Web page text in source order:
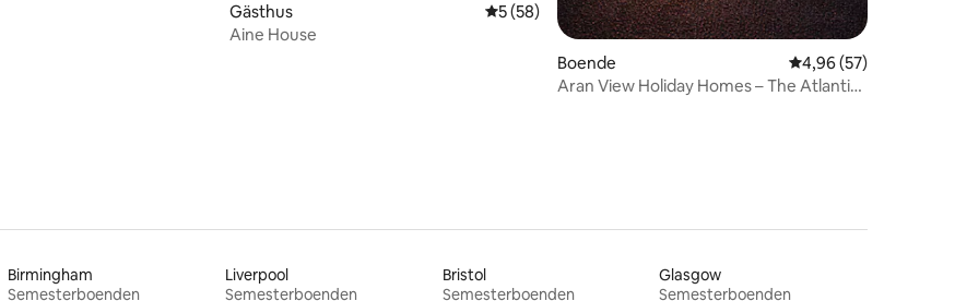
Gästhus 5 av 5 i genomsnittligt betyg, 58 omdömen
5 (58)
Aine House
Boende 4,96 av 5 i
4,96 (57)
Aran View Holiday Homes – The Atlantic
Birmingham
Semesterboenden
Liverpool
Semesterboenden
Bristol
Semesterboenden
Glasgow
Semesterboenden